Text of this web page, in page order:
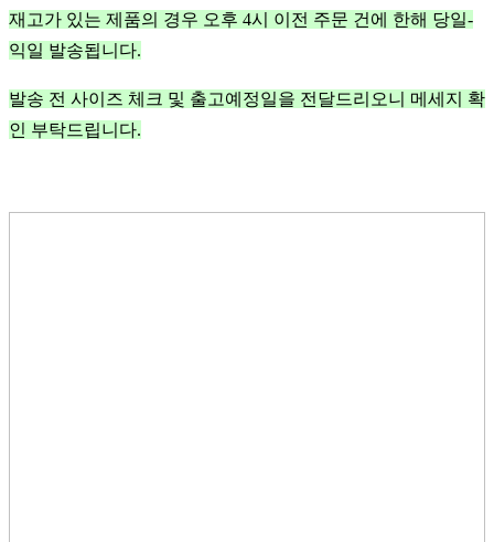
재고가 있는 제품의 경우 오후 4시 이전 주문 건에 한해 당일-
익일 발송됩니다.
발송 전 사이즈 체크 및 출고예정일을 전달드리오니 메세지 확
인 부탁드립니다.